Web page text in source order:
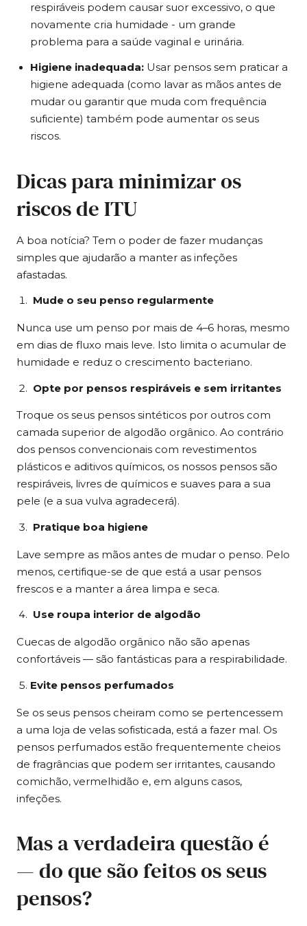
respiráveis podem causar suor excessivo, o que
novamente cria humidade - um grande
problema para a saúde vaginal e urinária.
Higiene inadequada:Usar pensos sem praticar a
higiene adequada (como lavar as mãos antes de
mudar ou garantir que muda com frequência
suficiente) também pode aumentar os seus
riscos.
Dicas para minimizar os
riscos de ITU
A boa notícia? Tem o poder de fazer mudanças
simples que ajudarão a manter as infeções
afastadas.
Mude o seu penso regularmente
Nunca use um penso por mais de 4–6 horas, mesmo
em dias de fluxo mais leve. Isto limita o acumular de
humidade e reduz o crescimento bacteriano.
Opte por pensos respiráveis e sem irritantes
Troque os seus pensos sintéticos por outros com
camada superior de algodão orgânico. Ao contrário
dos pensos convencionais com revestimentos
plásticos e aditivos químicos, os nossos pensos são
respiráveis, livres de químicos e suaves para a sua
pele (e a sua vulva agradecerá).
Pratique boa higiene
Lave sempre as mãos antes de mudar o penso. Pelo
menos, certifique-se de que está a usar pensos
frescos e a manter a área limpa e seca.
Use roupa interior de algodão
Cuecas de algodão orgânico não são apenas
confortáveis — são fantásticas para a respirabilidade.
Evite pensos perfumados
Se os seus pensos cheiram como se pertencessem
a uma loja de velas sofisticada, está a fazer mal. Os
pensos perfumados estão frequentemente cheios
de fragrâncias que podem ser irritantes, causando
comichão, vermelhidão e, em alguns casos,
infeções.
Mas a verdadeira questão é
— do que são feitos os seus
pensos?